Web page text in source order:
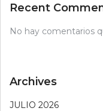
Recent
No hay comentarios
Archives
JULIO 2026